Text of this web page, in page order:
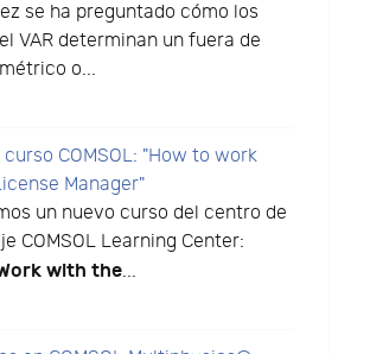
se ha preguntado cómo los
VAR determinan un fuera de
o...
curso COMSOL: "How to work
Manager"
un nuevo curso del centro de
COMSOL Learning Center:
with the...